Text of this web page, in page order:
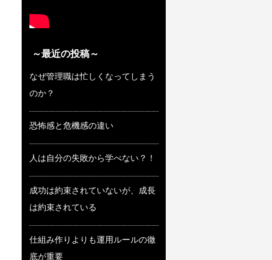
～最近の投稿～
なぜ管理職は忙しくなってしまう
のか？
恐怖感と危機感の違い
人は自分の失敗から学べない？！
成功は約束されていないが、成長
は約束されている
仕組み作りよりも運用ルールの徹
底が重要